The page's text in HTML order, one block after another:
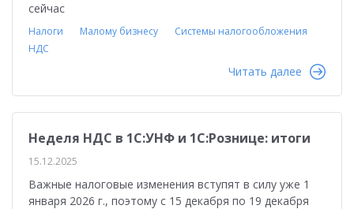
сейчас
Налоги Малому бизнесу
Системы налогообложения
НДС
Читать далее
Неделя НДС в 1С:УНФ и 1С:Рознице: итоги
15.12.2025
Важные налоговые изменения вступят в силу уже 1
января 2026 г., поэтому с 15 декабря по 19 декабря